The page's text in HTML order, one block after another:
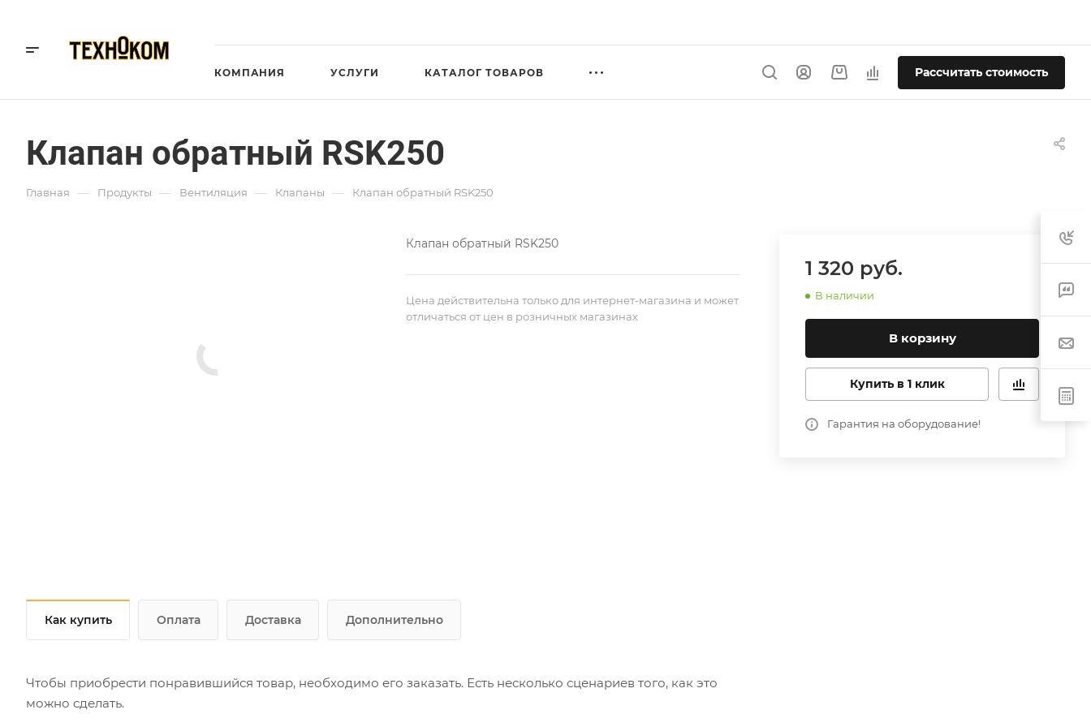
КОМПАНИЯ УСЛУГИ КАТАЛОГ ТОВАРОВ Рассчитать стоимость
Клапан обратный RSK250
Главная — Продукты — Вентиляция — Клапаны — Клапан обратный RSK250
1 320 руб.
В наличии
В корзину
Купить в 1 клик
Гарантия на оборудование!
Клапан обратный RSK250
Цена действительна только для интернет-магазина и может
отличаться от цен в розничных магазинах
Как купить Оплата Доставка Дополнительно
Чтобы приобрести понравившийся товар, необходимо его заказать. Есть несколько сценариев того, как это
можно сделать.